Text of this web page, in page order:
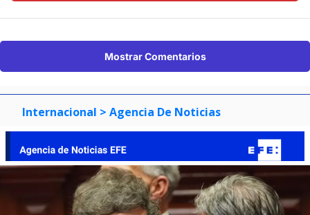
Mostrar Comentarios
Internacional > Agencia De Noticias